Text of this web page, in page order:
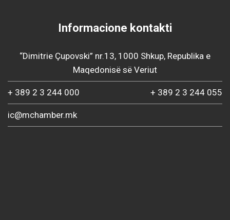
Informacione kontakti
“Dimitrie Çupovski” nr.13, 1000 Shkup, Republika e
Maqedonisë së Veriut
+ 389 2 3 244 000 + 389 2 3 244 055
ic@mchamber.mk